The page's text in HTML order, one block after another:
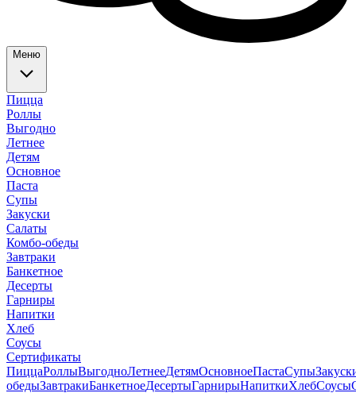
Меню
Пицца
Роллы
Выгодно
Летнее
Детям
Основное
Паста
Супы
Закуски
Салаты
Комбо-обеды
Завтраки
Банкетное
Десерты
Гарниры
Напитки
Хлеб
Соусы
Сертификаты
ПиццаРоллыВыгодноЛетнееДетямОсновноеПастаСупы
обедыЗавтракиБанкетноеДесертыГарнирыНапиткиХлебСоусы